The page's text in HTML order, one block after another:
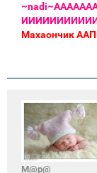
~nadi~
Махаончик
М@р@